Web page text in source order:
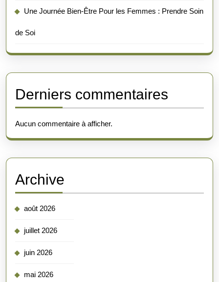
Une Journée Bien-Être Pour les Femmes : Prendre Soin
de Soi
Derniers commentaires
Aucun commentaire à afficher.
Archive
août 2026
juillet 2026
juin 2026
mai 2026